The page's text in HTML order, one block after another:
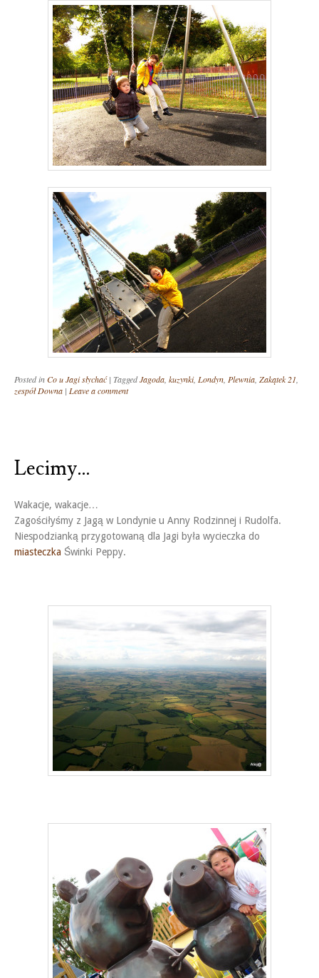
Posted inCo u Jagi słychać | TaggedJagoda, kuzynki, Londyn, Plewnia, Zakątek 21,
zespół Downa | Leave a comment
Lecimy…
Wakacje, wakacje…
Zagościłyśmy z Jagą w Londynie u Anny Rodzinnej i Rudolfa.
Niespodzianką przygotowaną dla Jagi była wycieczka do
miasteczka Świnki Peppy.